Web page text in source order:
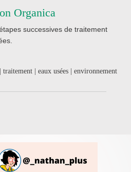
Organica
successives de traitement
| eaux usées | environnement